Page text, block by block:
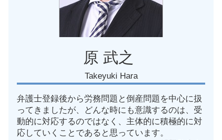
名古屋市 パワハラ訴訟
愛知県 人事異動トラブル
愛知県 労務 トラブル
原 武之
Takeyuki Hara
弁護士登録後から労務問題と倒産問題を中心に扱
ってきましたが、どんな時にも意識するのは、受
動的に対応するのではなく、主体的に積極的に対
応していくことであると思っています。